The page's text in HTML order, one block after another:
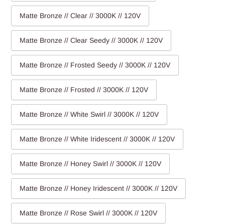
Matte Bronze // Clear // 3000K // 120V
Matte Bronze // Clear Seedy // 3000K // 120V
Matte Bronze // Frosted Seedy // 3000K // 120V
Matte Bronze // Frosted // 3000K // 120V
Matte Bronze // White Swirl // 3000K // 120V
Matte Bronze // White Iridescent // 3000K // 120V
Matte Bronze // Honey Swirl // 3000K // 120V
Matte Bronze // Honey Iridescent // 3000K // 120V
Matte Bronze // Rose Swirl // 3000K // 120V